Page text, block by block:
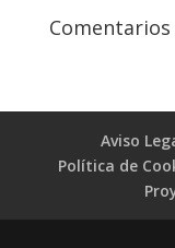
Aviso
Política de